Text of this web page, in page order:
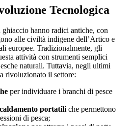
Tecnologica
ghiaccio hanno radici antiche, con
alle civiltà indigene dell’Artico e
europee. Tradizionalmente, gli
attività con strumenti semplici
naturali. Tuttavia, negli ultimi
rivoluzionato il settore:
per individuare i branchi di pesce
portatiliche permettono
di pesca;